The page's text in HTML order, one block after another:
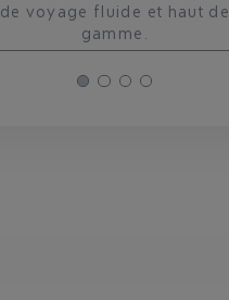
de voyage fluide et haut de
gamme.